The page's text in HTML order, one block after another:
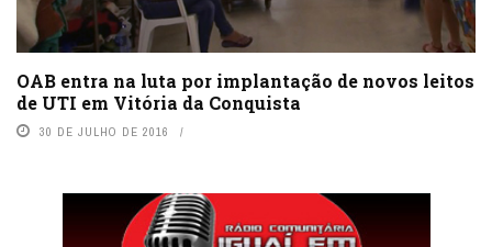
OAB entra na luta por implantação de novos leitos
de UTI em Vitória da Conquista
30 DE JULHO DE 2016